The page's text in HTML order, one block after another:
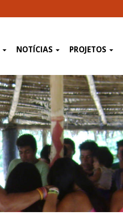
NOTÍCIAS PROJETOS